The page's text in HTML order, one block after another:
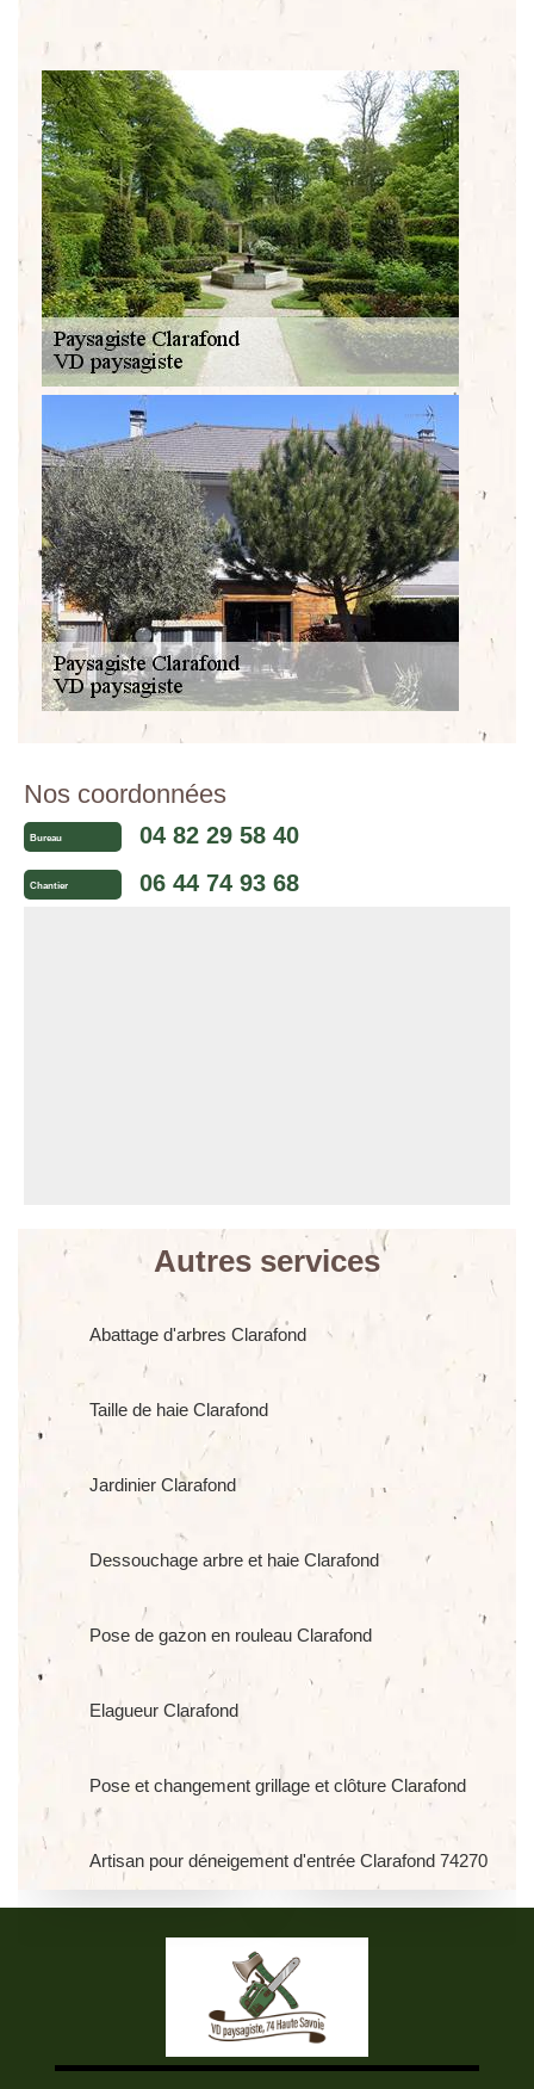
Nos coordonnées
Bureau 04 82 29 58 40
Chantier 06 44 74 93 68
Autres services
Abattage d'arbres Clarafond
Taille de haie Clarafond
Jardinier Clarafond
Dessouchage arbre et haie Clarafond
Pose de gazon en rouleau Clarafond
Elagueur Clarafond
Pose et changement grillage et clôture Clarafond
Artisan pour déneigement d'entrée Clarafond 74270